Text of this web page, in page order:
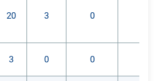
20 3 0
3 0 0